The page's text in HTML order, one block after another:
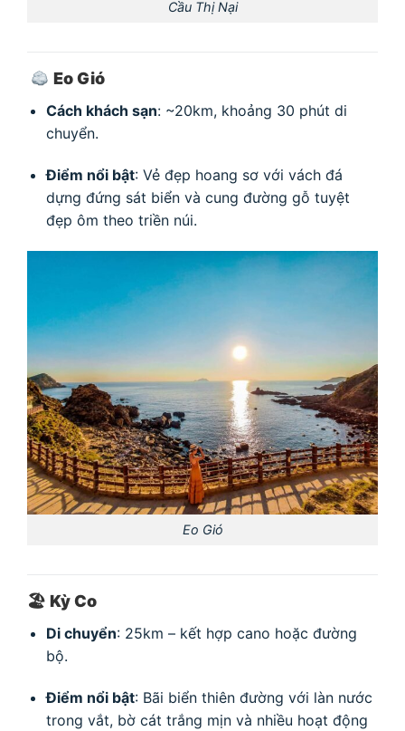
Cầu Thị Nại
Eo Gió
Cách khách sạn: ~20km, khoảng 30 phút di
chuyển.
Điểm nổi bật: Vẻ đẹp hoang sơ với vách đá
dựng đứng sát biển và cung đường gỗ tuyệt
đẹp ôm theo triền núi.
Eo Gió
🏖 Kỳ Co
Di chuyển: 25km – kết hợp cano hoặc đường
bộ.
Điểm nổi bật: Bãi biển thiên đường với làn nước
trong vắt, bờ cát trắng mịn và nhiều hoạt động